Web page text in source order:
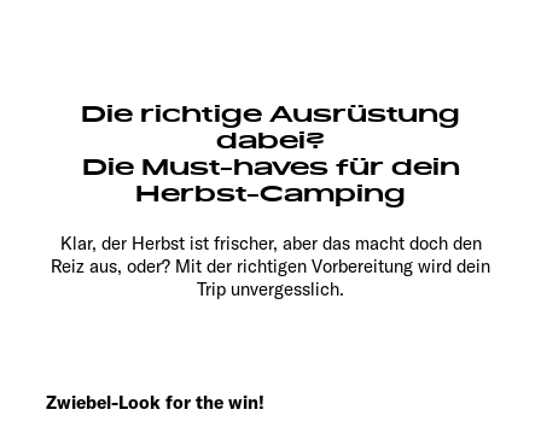
Die richtige Ausrüstung
dabei?
Die Must-haves für dein
Herbst-Camping
Klar, der Herbst ist frischer, aber das macht doch den
Reiz aus, oder? Mit der richtigen Vorbereitung wird dein
Trip unvergesslich.
Zwiebel-Look for the win!